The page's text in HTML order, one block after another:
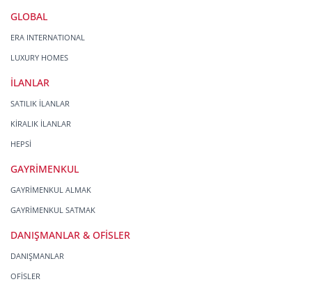
GLOBAL
ERA INTERNATIONAL
LUXURY HOMES
İLANLAR
SATILIK İLANLAR
KİRALIK İLANLAR
HEPSİ
GAYRİMENKUL
GAYRİMENKUL ALMAK
GAYRİMENKUL SATMAK
DANIŞMANLAR & OFİSLER
DANIŞMANLAR
OFİSLER